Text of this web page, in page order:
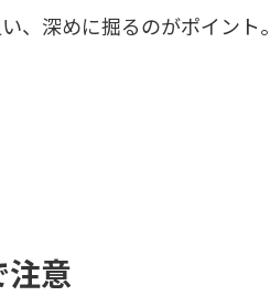
、深めに掘るのがポイン
注意